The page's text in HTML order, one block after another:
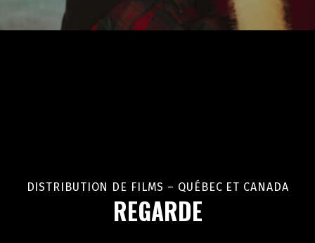
DISTRIBUTION DE FILMS – QUÉBEC ET CANADA
REGARDE